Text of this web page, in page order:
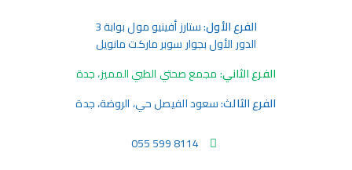
الفرع الأول:ستارز أفينيو مول بوابة 3
الدور الأول بجوار سوبر ماركت مانويل
الفرع الثاني:مجمع صحتي الطبي المميز، جدة
الفرع الثالث:سعود الفيصل حي، الروضة، جدة
055 599 8114